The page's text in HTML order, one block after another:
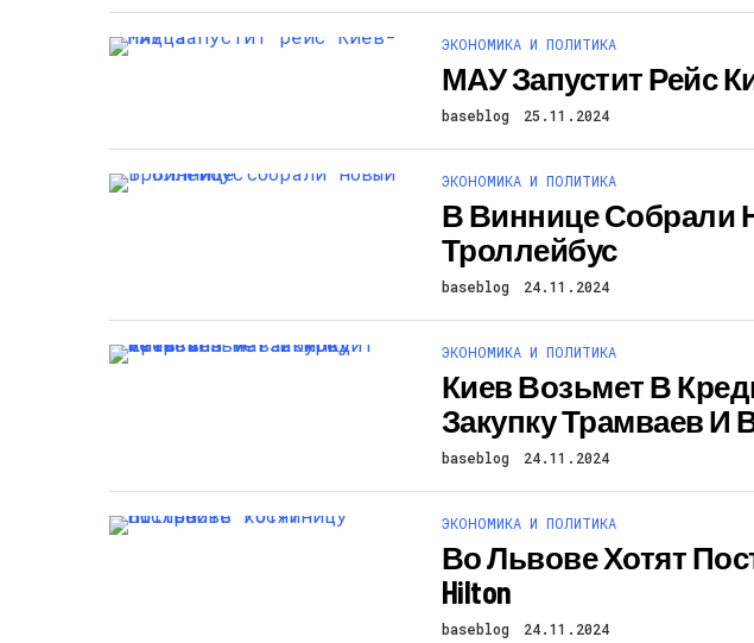
ЭКОНОМИКА И ПОЛИТИКА
МАУ Запустит Рейс
baseblog 25.11.2024
ЭКОНОМИКА И ПОЛИТИКА
В Виннице Собрали
Троллейбус
baseblog 24.11.2024
ЭКОНОМИКА И ПОЛИТИКА
Киев Возьмет В
Закупку Трамваев И
baseblog 24.11.2024
ЭКОНОМИКА И ПОЛИТИКА
Во Львове Хотят
Hilton
baseblog 24.11.2024